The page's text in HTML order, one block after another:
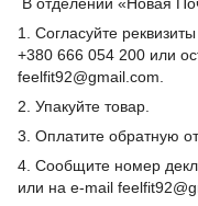
1. Согласуйте
+380 666 054 200 или
feelfit92@gmail.com.
2. Упакуйте товар.
3. Оплатите обратную
4. Сообщите номер
или на e-mail